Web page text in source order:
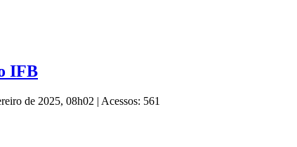
IFB
de 2025, 08h02 | Acessos: 561